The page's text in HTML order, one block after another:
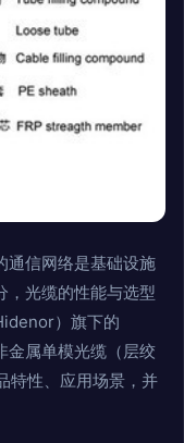
通信网络是基础设施
，光缆的性能与选型
）旗下的
属单模光缆（层绞
特性、应用场景，并